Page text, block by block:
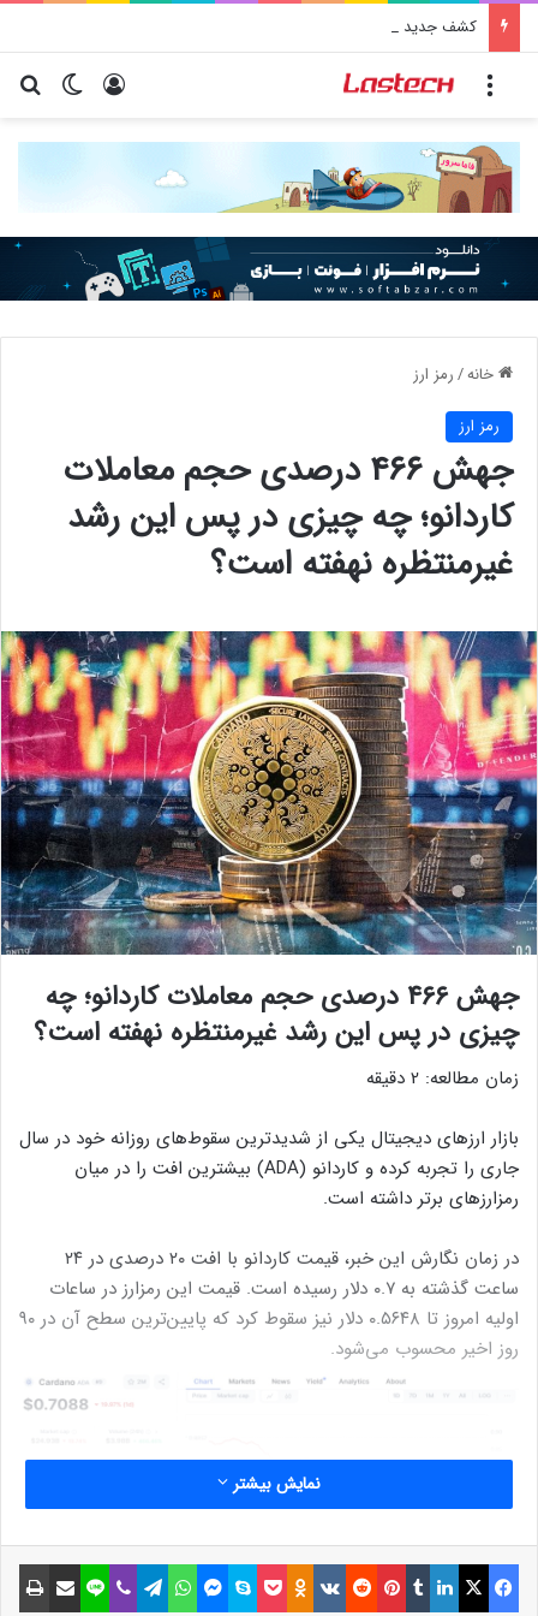
تغییر ورود
خانه/رمز ارز
رمز ارز
جهش ۴۶۶ درصدی حجم معاملات
کاردانو؛ چه چیزی در پس این رشد
غیرمنتظره نهفته است؟
جهش ۴۶۶ درصدی حجم معاملات کاردانو؛ چه
چیزی در پس این رشد غیرمنتظره نهفته است؟
زمان مطالعه: 2 دقیقه
بازار ارزهای دیجیتال یکی از شدیدترین سقوط‌های روزانه خود در سال
جاری را تجربه کرده و کاردانو (ADA) بیشترین افت را در میان
رمزارزهای برتر داشته است.
در زمان نگارش این خبر، قیمت کاردانو با افت ۲۰ درصدی در ۲۴
ساعت گذشته به ۰.۷ دلار رسیده است. قیمت این رمزارز در ساعات
اولیه امروز تا ۰.۵۶۴۸ دلار نیز سقوط کرد که پایین‌ترین سطح آن در ۹۰
روز اخیر محسوب می‌شود.
نمایش بیشتر
فیسبوک ایکس لینکداین تامبلر پینتریست Reddit
VKontakte
Odnoklassniki پاکت اسکایپ مسنجر واتس آپ تلگرام وایبر لاین اشتراک گذاری با ایمیل